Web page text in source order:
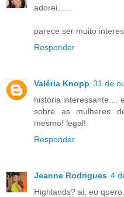
adorei......
parece ser muito
Responder
Valéria Knopp 31 de
história interessante....
sobre as mulheres
mesmo! legal!
Responder
Jeanne Rodrigues 4
Highlands? ai, eu